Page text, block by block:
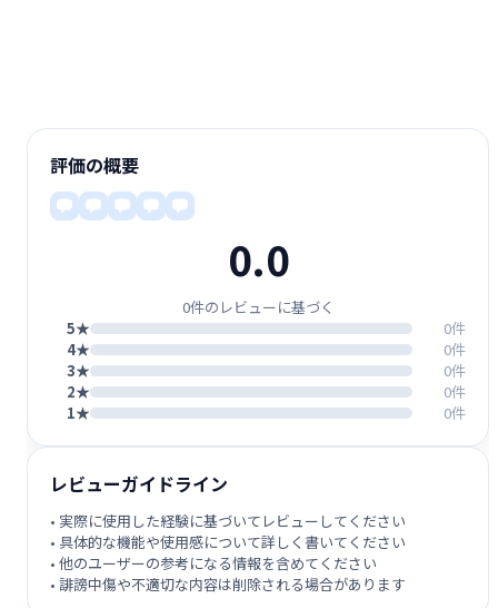
評価の概要
0.0
0件のレビューに基づく
5★
0件
4★
0件
3★
0件
2★
0件
1★
0件
レビューガイドライン
• 実際に使用した経験に基づいてレビューしてください
• 具体的な機能や使用感について詳しく書いてください
• 他のユーザーの参考になる情報を含めてください
• 誹謗中傷や不適切な内容は削除される場合があります